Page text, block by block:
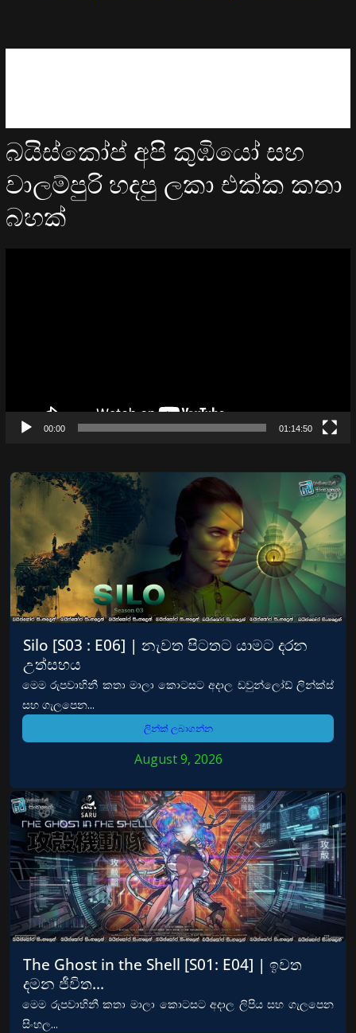
බයිස්කෝප් අපි කුඹියෝ සහ
වාලම්පුරි හදපු ලකා එක්ක කතා
බහක්
00:00 01:14:50
Silo [S03 : E06] | නැවත පිටතට යාමට දරන
උත්සහය
මෙම රුපවාහිනී කතා මාලා කොටසට අදාල ඩවුන්ලෝඩ් ලින්ක්ස්
සහ ගැලපෙන...
ලින්ක් ලබාගන්න
August 9, 2026
The Ghost in the Shell [S01: E04] | ඉවත
දමන ජීවිත…
මෙම රුපවාහිනී කතා මාලා කොටසට අදාල ලිපිය සහ ගැලපෙන
සිංහල...